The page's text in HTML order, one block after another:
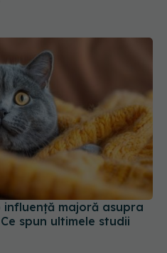
influență majoră asupra
spun ultimele studii